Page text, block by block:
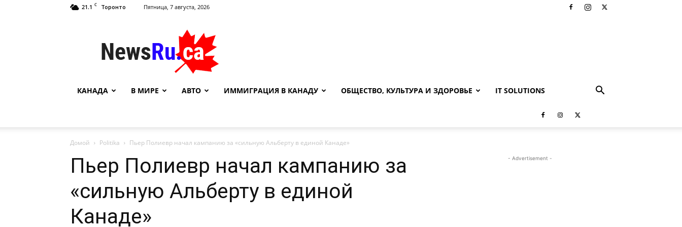
21.1 C Торонто Пятница, 7 августа, 2026
NewsRu.Ca
КАНАДА В МИРЕ АВТО ИММИГРАЦИЯ В КАНАДУ ОБЩЕСТВО, КУЛЬТУРА И ЗДОРОВЬЕ IT SOLUTIONS
Домой Politika Пьер Полиевр начал кампанию за «сильную Альберту в единой Канаде»
Пьер Полиевр начал кампанию за
«сильную Альберту в единой
Канаде»
- Advertisement -